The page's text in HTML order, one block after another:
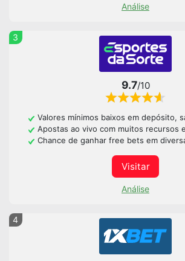
Análise
3
9.7/10
Valores mínimos baixos em depósito,
Apostas ao vivo com muitos recursos
Chance de ganhar free bets em
Visitar
Análise
4